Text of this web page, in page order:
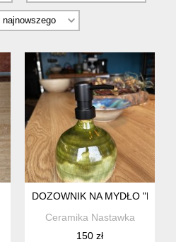
DOZOWNIK NA MYDŁO
Ceramika Nastawka
150 zł